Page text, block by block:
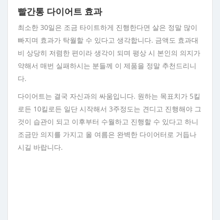
빨간통 다이어트 효과
최소한 30일은 조금 타이트하게 진행한다면 살은 정말 많이
빠지며 효과가 탁월할 수 있다고 생각합니다. 금액도 효과대
비 상당히 저렴한 편이라 생각이 되며 평상 시 본인의 의지가
약해서 매번 실패하시는 분들께 이 제품을 정말 추천드리니
다.
다이어트는 결국 자신과의 싸움입니다. 원하는 목표치가 5킬
로든 10킬로든 일단 시작해서 3주정도는 견디고 진행해야 그
것이 습관이 되고 이후부터 수월하고 진행할 수 있다고 하니
조금만 의지를 가지고 올 여름은 완벽한 다이어터로 거듭나
시길 바랍니다.